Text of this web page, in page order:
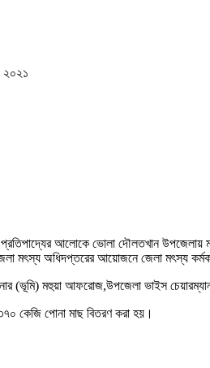
২০২১
প্রতিপাদ্যের আলোকে ভোলা দৌলতখান উপজেলায়
মৎস্য অধিদপ্তরের আয়োজনে জেলা মৎস্য
(ভূমি) মহুয়া আফরোজ,উপজেলা ভাইস চেয়ারম্যান
কেজি পোনা মাছ বিতরণ করা হয়।